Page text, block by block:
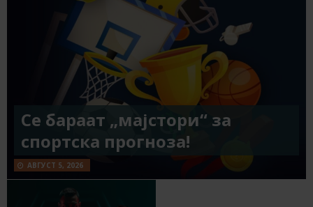
Се бараат „мајстори“ за
спортска прогноза!
АВГУСТ 5, 2026